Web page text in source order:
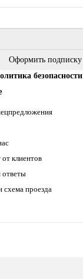
Оформить подписку
безопасности
клиентов
схема проезда